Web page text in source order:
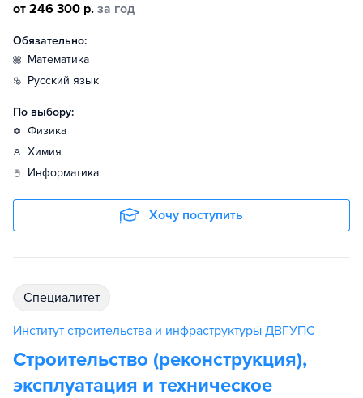
от 246 300 р. за год
Обязательно:
математика
русский язык
По выбору:
физика
химия
информатика
Хочу поступить
специалитет
Институт строительства и инфраструктуры ДВГУПС
Строительство (реконструкция),
эксплуатация и техническое